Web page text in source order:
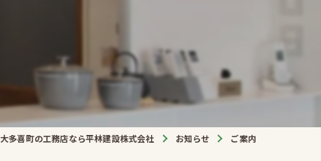
大多喜町の工務店なら平林建設株式会社 お知らせ ご案内